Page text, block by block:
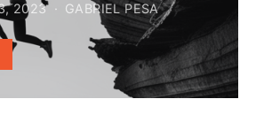
2023 GABRIEL PESA